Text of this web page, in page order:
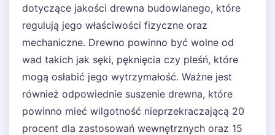
dotyczące jakości drewna budowlanego, które
regulują jego właściwości fizyczne oraz
mechaniczne. Drewno powinno być wolne od
wad takich jak sęki, pęknięcia czy pleśń, które
mogą osłabić jego wytrzymałość. Ważne jest
również odpowiednie suszenie drewna, które
powinno mieć wilgotność nieprzekraczającą 20
procent dla zastosowań wewnętrznych oraz 15